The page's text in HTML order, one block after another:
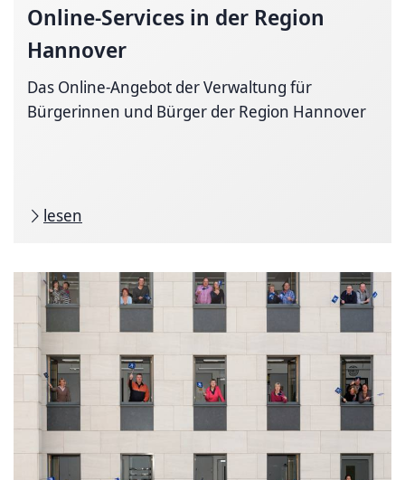
Online-Services in der Region
Hannover
Das Online-Angebot der Verwaltung für
Bürgerinnen und Bürger der Region Hannover
lesen